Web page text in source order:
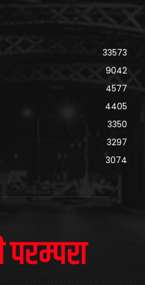
33573
9042
4577
4405
3350
3297
3074